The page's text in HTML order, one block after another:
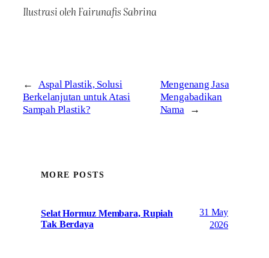
Ilustrasi oleh Fairunafis Sabrina
←
Aspal Plastik, Solusi
Berkelanjutan untuk Atasi
Sampah Plastik?
Mengenang Jasa
Mengabadikan
Nama
→
MORE POSTS
Selat Hormuz Membara, Rupiah
Tak Berdaya
31 May
2026